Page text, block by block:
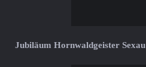
Jubiläum Hornwaldgeister Sexau